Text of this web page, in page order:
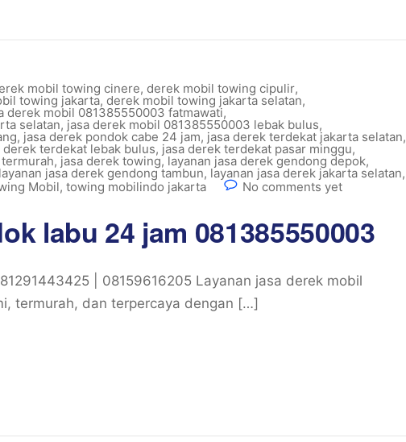
mobil towing cinere, derek mobil towing cipulir,
towing jakarta, derek mobil towing jakarta selatan,
derek mobil 081385550003 fatmawati,
selatan, jasa derek mobil 081385550003 lebak bulus,
, jasa derek pondok cabe 24 jam, jasa derek terdekat jakarta selatan,
derek terdekat lebak bulus, jasa derek terdekat pasar minggu,
, jasa derek towing, layanan jasa derek gendong depok,
layanan jasa derek gendong tambun, layanan jasa derek jakarta selatan,
Mobil, towing mobilindo jakarta No comments yet
labu 24 jam 081385550003
| 08159616205 Layanan jasa derek mobil
termurah, dan terpercaya dengan […]